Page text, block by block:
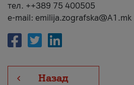
тел. ++389 75 400505
e-mail: emilija.zografska@A1.mk
Назад